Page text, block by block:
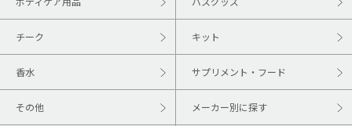
チーク キット
香水 サプリメント・フード
その他 メーカー別に探す